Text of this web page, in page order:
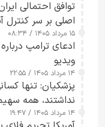
توافق احتمالی
اصلی بر سر کنترل
۱۵ مرداد ۱۴۰۵ / ۰۸:۳۴
ادعای ترامپ
ویدیو
۱۴ مرداد ۱۴۰۵ / ۲۲:۵۵
پزشکیان: تنها
نداشتند، همه
۱۴ مرداد ۱۴۰۵ / ۱۹:۴۷